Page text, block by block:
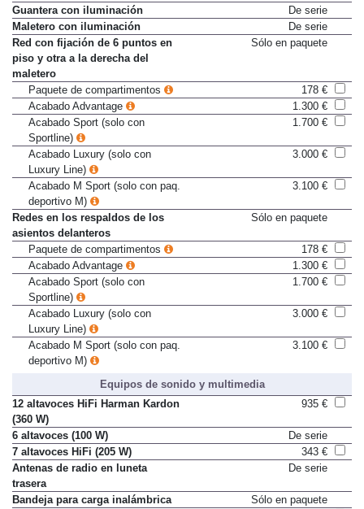
Gancho para percha detrás
De serie
Guantera con iluminación
De serie
Maletero con iluminación
De serie
Red con fijación de 6 puntos en
piso y otra a la derecha del
maletero
Paquete de compartimentos
178 €
Acabado Advantage
1.300 €
Acabado Sport (solo con
Sportline)
Acabado Luxury (solo con
Luxury Line)
Acabado M Sport (solo con paq.
deportivo M)
Redes en los respaldos de los
asientos delanteros
Paquete de compartimentos
178 €
Acabado Advantage
1.300 €
Acabado Sport (solo con
Sportline)
Acabado Luxury (solo con
Luxury Line)
Acabado M Sport (solo con paq.
Equipos de sonido y multimedia
12 altavoces HiFi Harman Kardon
(360 W)
6 altavoces (100 W)
De serie
7 altavoces HiFi (205 W)
343 €
Antenas de radio en luneta
trasera